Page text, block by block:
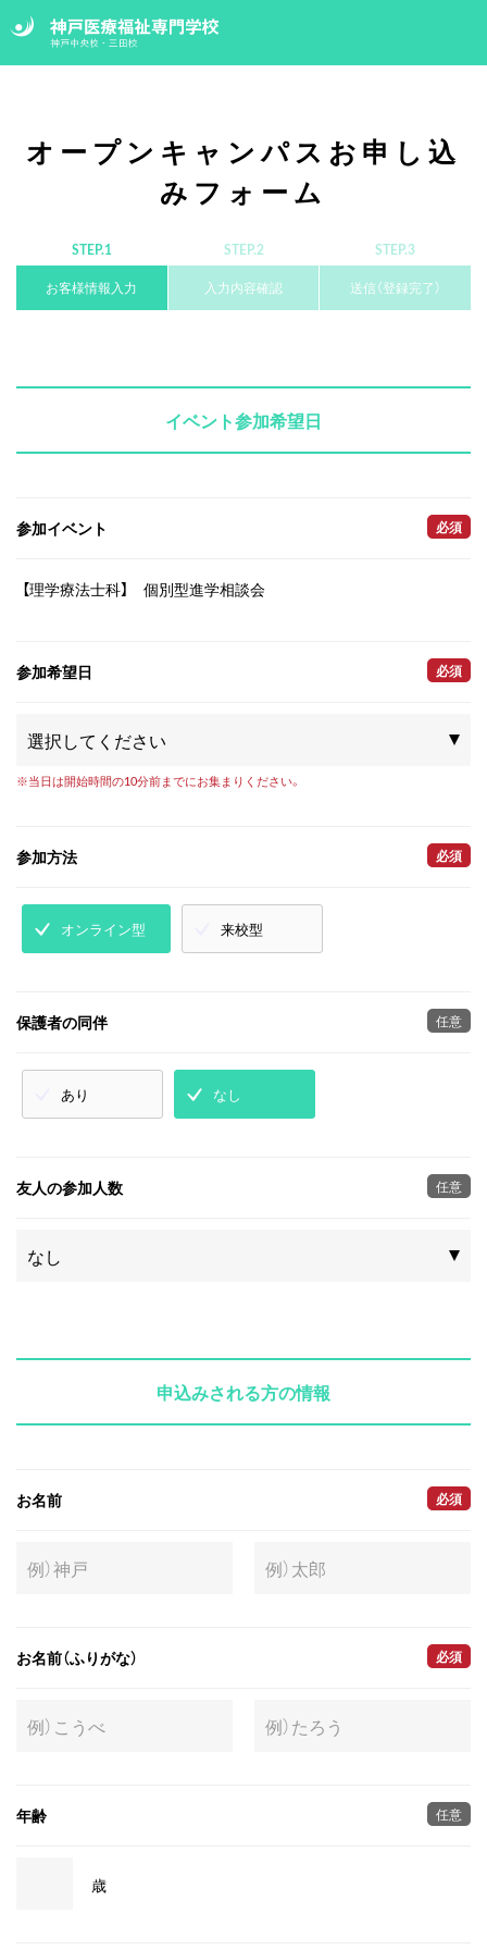
オープンキャンパスお申し込
みフォーム
STEP.1
お客様情報入力
STEP.2
入力内容確認
STEP.3
送信（登録完了）
イベント参加希望日
参加イベント 必須
【理学療法士科】 個別型進学相談会
参加希望日 必須
※当日は開始時間の10分前までにお集まりください。
参加方法 必須
オンライン型 来校型
保護者の同伴 任意
あり なし
友人の参加人数 任意
申込みされる方の情報
お名前 必須
お名前（ふりがな） 必須
年齢 任意
歳